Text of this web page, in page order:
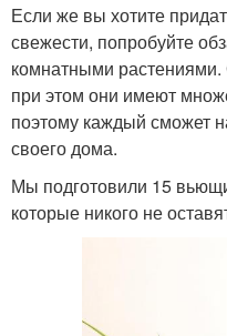
Если же вы хотите
свежести, попробуйте
комнатными
при этом они имеют
поэтому каждый сможет
своего дома.
Мы подготовили 15
которые никого не